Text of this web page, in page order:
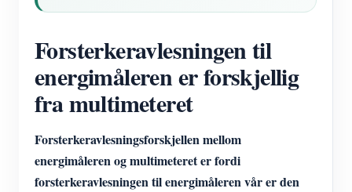
Forsterkeravlesningen til
energimåleren er forskjellig
fra multimeteret
Forsterkeravlesningsforskjellen mellom
energimåleren og multimeteret er fordi
forsterkeravlesningen til energimåleren vår er den